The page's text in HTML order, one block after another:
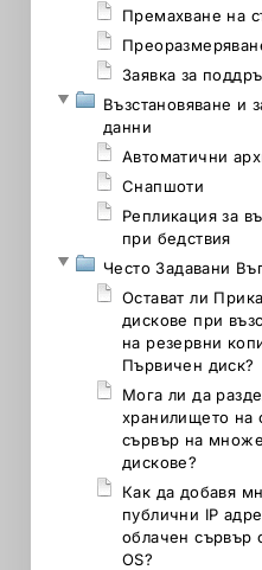
Премахване на
Заявка за
Възстановяване и
данни
Автоматични
Снапшоти
Репликация за
при бедствия
Често Задавани
Остават ли
дискове при
на резервни
Първичен диск?
Мога ли да
хранилището на
сървър на
дискове?
Как да добавя
публични IP
облачен сървър
OS?